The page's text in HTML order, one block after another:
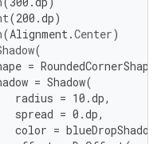
(200.dp)
(Alignment .Center)
(
= RoundedCornerShape
= Shadow(
radius = 10.dp,
spread = 0.dp,
color = blueDropShadow